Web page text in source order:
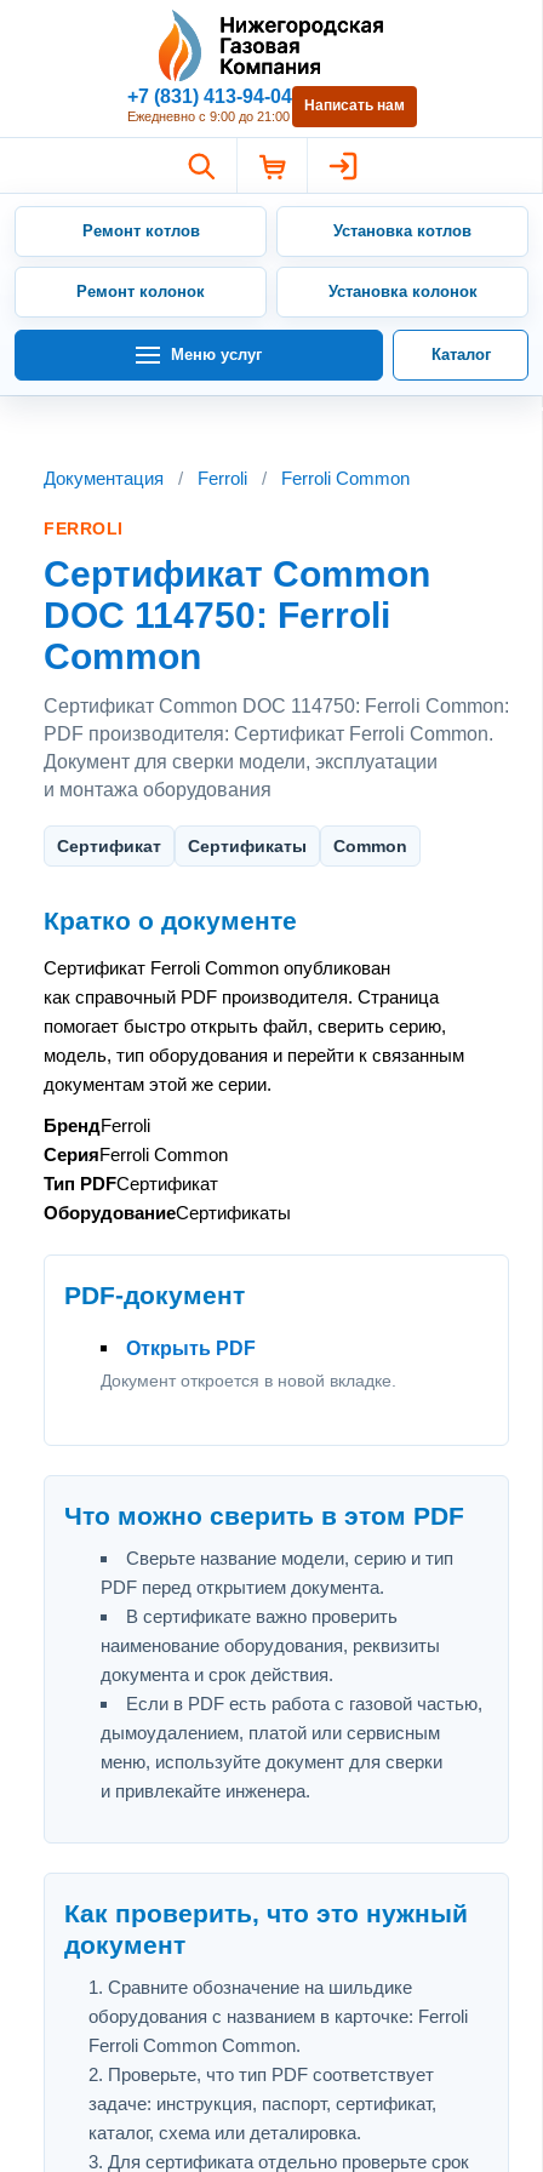
Нижегородская Газовая
+7 (831) 413-94-04
Ежедневно с 9:00 до 21:00
Написать нам
Ремонт котлов Установка котлов
Ремонт колонок Установка колонок
Меню услуг Каталог
Документация / Ferroli / Ferroli Common
FERROLI
Сертификат Common
DOC 114750: Ferroli
Common
Сертификат Common DOC 114750: Ferroli Common:
PDF производителя: Сертификат Ferroli Common.
Документ для сверки модели, эксплуатации
и монтажа оборудования
Сертификат Сертификаты Common
Кратко о документе
Сертификат Ferroli Common опубликован
как справочный PDF производителя. Страница
помогает быстро открыть файл, сверить серию,
модель, тип оборудования и перейти к связанным
документам этой же серии.
БрендFerroli
СерияFerroli Common
Тип PDFСертификат
ОборудованиеСертификаты
PDF-документ
Открыть PDF
Документ откроется в новой вкладке.
Что можно сверить в этом PDF
Сверьте название модели, серию и тип
PDF перед открытием документа.
В сертификате важно проверить
наименование оборудования, реквизиты
документа и срок действия.
Если в PDF есть работа с газовой частью,
дымоудалением, платой или сервисным
меню, используйте документ для сверки
и привлекайте инженера.
Как проверить, что это нужный
документ
Сравните обозначение на шильдике
оборудования с названием в карточке: Ferroli
Ferroli Common Common.
Проверьте, что тип PDF соответствует
задаче: инструкция, паспорт, сертификат,
каталог, схема или деталировка.
Для сертификата отдельно проверьте срок